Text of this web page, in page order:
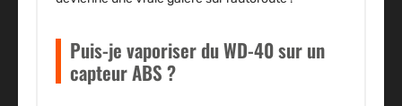
Puis-je vaporiser du WD-40 sur un
capteur ABS ?